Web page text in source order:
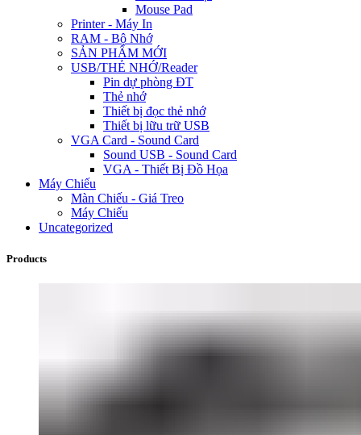
Mouse Pad
Printer - Máy In
RAM - Bộ Nhớ
SẢN PHẨM MỚI
USB/THẺ NHỚ/Reader
Pin dự phòng ĐT
Thẻ nhớ
Thiết bị đọc thẻ nhớ
Thiết bị lữu trữ USB
VGA Card - Sound Card
Sound USB - Sound Card
VGA - Thiết Bị Đồ Họa
Máy Chiếu
Màn Chiếu - Giá Treo
Máy Chiếu
Uncategorized
Products